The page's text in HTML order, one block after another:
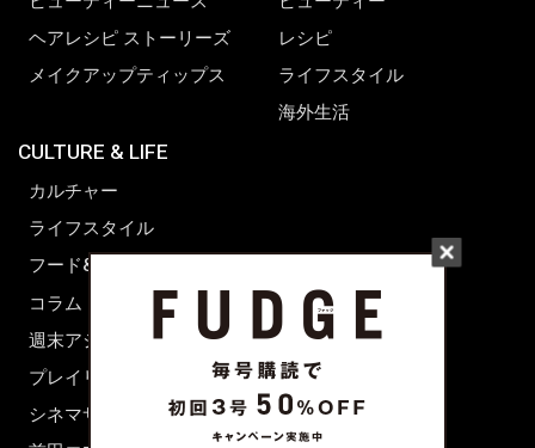
ヘアレシピ ストーリーズ
メイクアップティップス
CULTURE & LIFE
カルチャー
ライフスタイル
フード&ドリンク
コラム
週末アジア
プレイリスト
シネマサロン
レシピ
ライフスタイル
海外生活